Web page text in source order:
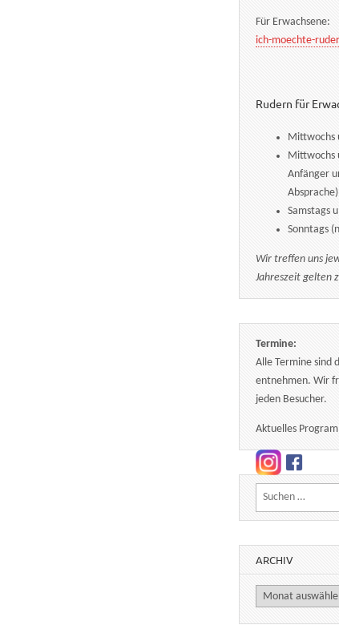
Für Erwachsene:
ich-moechte-
Rudern für
Mittwochs
Mittwochs
Anfänger
Absprache)
Samstags
Sonntags
Wir treffen uns
Jahreszeit gelten
Termine:
Alle Termine sind
entnehmen. Wir
jeden Besucher.
Aktuelles
Suchen nach:
ARCHIV
Archiv